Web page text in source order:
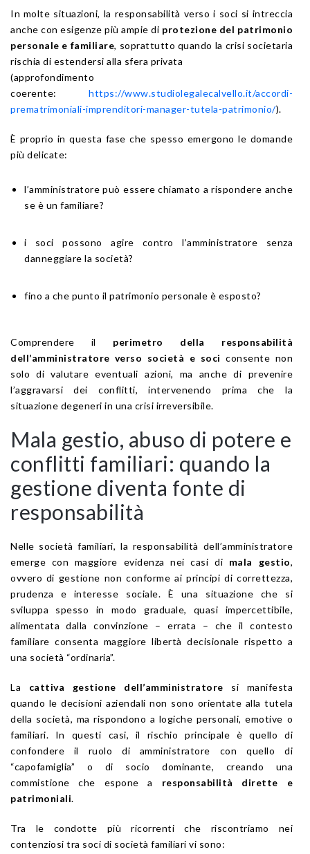
In molte situazioni, la responsabilità verso i soci si intreccia
anche con esigenze più ampie di protezione del patrimonio
personale e familiare, soprattutto quando la crisi societaria
rischia di estendersi alla sfera privata
(approfondimento
coerente: https://www.studiolegalecalvello.it/accordi-
prematrimoniali-imprenditori-manager-tutela-patrimonio/).
È proprio in questa fase che spesso emergono le domande
più delicate:
l’amministratore può essere chiamato a rispondere anche
se è un familiare?
i soci possono agire contro l’amministratore senza
danneggiare la società?
fino a che punto il patrimonio personale è esposto?
Comprendere il perimetro della responsabilità
dell’amministratore verso società e soci consente non
solo di valutare eventuali azioni, ma anche di prevenire
l’aggravarsi dei conflitti, intervenendo prima che la
situazione degeneri in una crisi irreversibile.
Mala gestio, abuso di potere e
conflitti familiari: quando la
gestione diventa fonte di
responsabilità
Nelle società familiari, la responsabilità dell’amministratore
emerge con maggiore evidenza nei casi di mala gestio,
ovvero di gestione non conforme ai principi di correttezza,
prudenza e interesse sociale. È una situazione che si
sviluppa spesso in modo graduale, quasi impercettibile,
alimentata dalla convinzione – errata – che il contesto
familiare consenta maggiore libertà decisionale rispetto a
una società “ordinaria”.
La cattiva gestione dell’amministratore si manifesta
quando le decisioni aziendali non sono orientate alla tutela
della società, ma rispondono a logiche personali, emotive o
familiari. In questi casi, il rischio principale è quello di
confondere il ruolo di amministratore con quello di
“capofamiglia” o di socio dominante, creando una
commistione che espone a responsabilità dirette e
patrimoniali.
Tra le condotte più ricorrenti che riscontriamo nei
contenziosi tra soci di società familiari vi sono: